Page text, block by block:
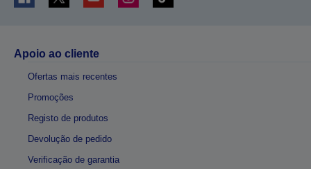
Apoio ao cliente
Ofertas mais recentes
Promoções
Registo de produtos
Devolução de pedido
Verificação de garantia